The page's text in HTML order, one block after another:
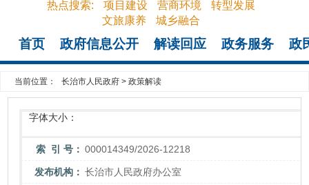
热点搜索: 项目建设 营商环境
转型发展
文旅康养
城乡融合
首页 政府信息公开 解读回应 政务服务 政
当前位置： 长治市人民政府 > 政策解读
字体大小：
索 引 号： 000014349/2026-12218
发布机构： 长治市人民政府办公室